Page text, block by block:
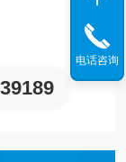
电话咨询